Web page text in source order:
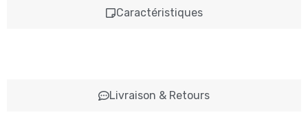
Caractéristiques
Livraison & Retours